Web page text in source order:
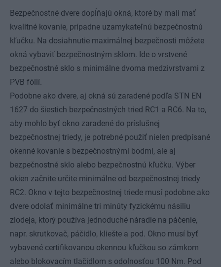
Bezpečnostné dvere dopĺňajú okná, ktoré by mali mať
kvalitné kovanie, prípadne uzamykateľnú bezpečnostnú
kľučku. Na dosiahnutie maximálnej bezpečnosti môžete
okná vybaviť bezpečnostným sklom. Ide o vrstvené
bezpečnostné sklo s minimálne dvoma medzivrstvami z
PVB fólií.
Podobne ako dvere, aj okná sú zaradené podľa STN EN
1627 do šiestich bezpečnostných tried RC1 a RC6. Na to,
aby mohlo byť okno zaradené do príslušnej
bezpečnostnej triedy, je potrebné použiť nielen predpísané
okenné kovanie s bezpečnostnými bodmi, ale aj
bezpečnostné sklo alebo bezpečnostnú kľučku. Výber
okien začnite určite minimálne od bezpečnostnej triedy
RC2. Okno v tejto bezpečnostnej triede musí podobne ako
dvere odolať minimálne tri minúty fyzickému násiliu
zlodeja, ktorý používa jednoduché náradie na páčenie,
napr. skrutkovač, páčidlo, kliešte a pod. Okno musí byť
vybavené certifikovanou okennou kľučkou so zámkom
alebo blokovacím tlačidlom s odolnosťou 100 Nm. Pod